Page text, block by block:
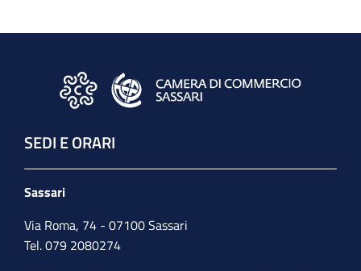
SEDI E ORARI
Sassari
Via Roma, 74 - 07100 Sassari
Tel. 079 2080274